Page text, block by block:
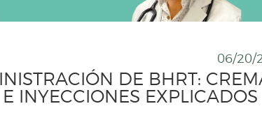
EQUIPO
NOSOTROS
06/20/
DE BHRT:
INYECCIONES EXPLICADOS